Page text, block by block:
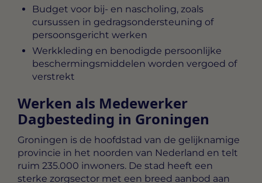
Budget voor bij- en nascholing, zoals
cursussen in gedragsondersteuning of
persoonsgericht werken
Werkkleding en benodigde persoonlijke
beschermingsmiddelen worden vergoed of
verstrekt
Werken als Medewerker
Dagbesteding in Groningen
Groningen is de hoofdstad van de gelijknamige
provincie in het noorden van Nederland en telt
ruim 235.000 inwoners. De stad heeft een
sterke zorgsector met een breed aanbod aan